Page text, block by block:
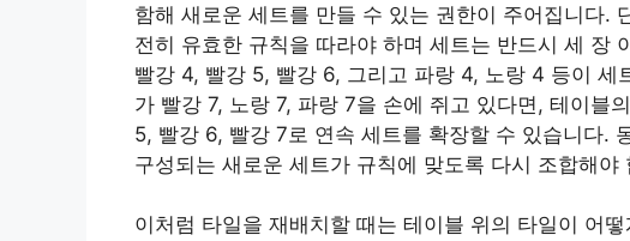
함해 새로운 세트를 만들 수 있는 권한이 주어집니다.
전히 유효한 규칙을 따라야 하며 세트는 반드시 세 장
빨강 4, 빨강 5, 빨강 6, 그리고 파랑 4, 노랑 4 등이 세
가 빨강 7, 노랑 7, 파랑 7을 손에 쥐고 있다면, 테이블
5, 빨강 6, 빨강 7로 연속 세트를 확장할 수 있습니다.
구성되는 새로운 세트가 규칙에 맞도록 다시 조합해야
이처럼 타일을 재배치할 때는 테이블 위의 타일이 어